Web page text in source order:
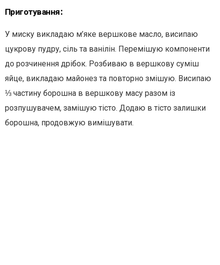
Приготування:
У миску викладаю м’яке вершкове масло, висипаю
цукрову пудру, сіль та ванілін. Перемішую компоненти
до розчинення дрібок. Розбиваю в вершкову суміш
яйце, викладаю майонез та повторно змішую. Висипаю
⅓ частину борошна в вершкову масу разом із
розпушувачем, замішую тісто. Додаю в тісто залишки
борошна, продовжую вимішувати.